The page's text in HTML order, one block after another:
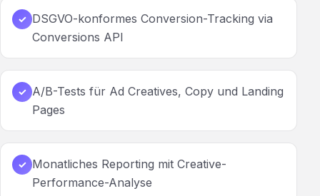
✓ DSGVO-konformes Conversion-Tracking via
Conversions API
✓ A/B-Tests für Ad Creatives, Copy und Landing
Pages
✓ Monatliches Reporting mit Creative-
Performance-Analyse